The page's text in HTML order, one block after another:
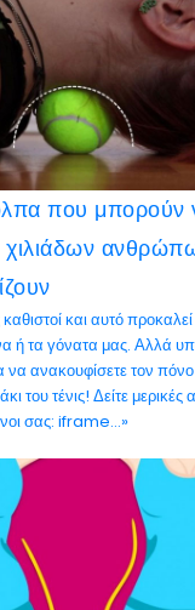
που μπορούν
και αυτό
ή τα γόνατα μας. Αλλά
να ανακουφίσετε τον
του τένις! Δείτε
σας: iframe...»